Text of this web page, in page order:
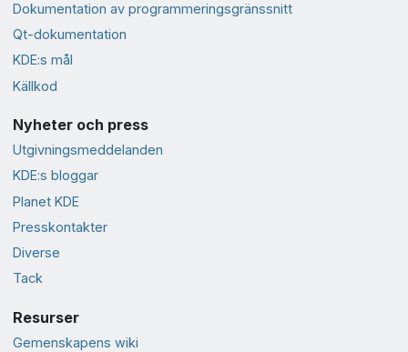
Dokumentation av programmeringsgränssnitt
Qt-dokumentation
KDE:s mål
Källkod
Nyheter och press
Utgivningsmeddelanden
KDE:s bloggar
Planet KDE
Presskontakter
Diverse
Tack
Resurser
Gemenskapens wiki